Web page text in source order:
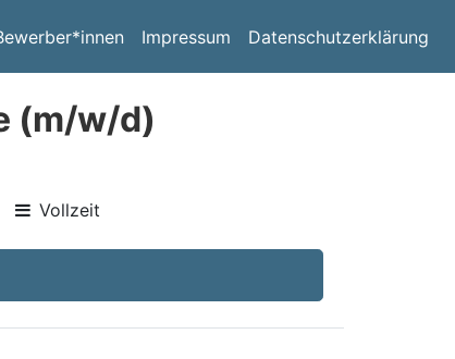
Impressum Datenschutzerklärung
(m/w/d)
Vollzeit